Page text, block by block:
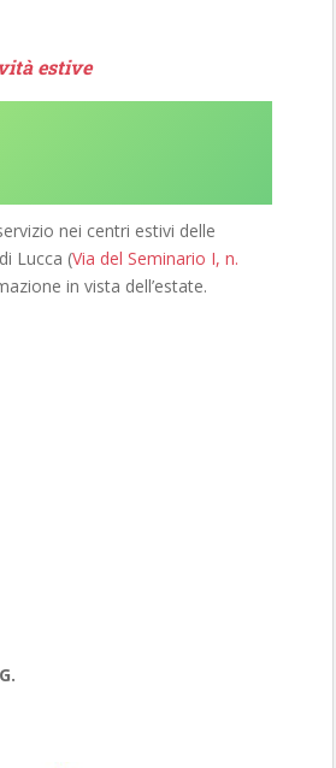
estive
nei centri estivi delle
Lucca (Via del Seminario I, n.
in vista dell’estate.